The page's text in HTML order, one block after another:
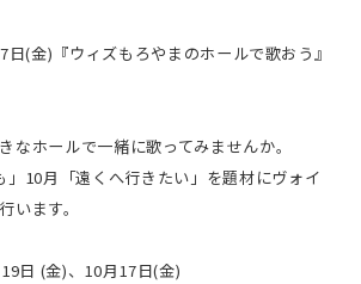
(金)『ウィズもろやまのホールで歌おう』
なホールで一緒に歌ってみませんか。
」10月「遠くへ行きたい」を題材にヴォイ
います。
日 (金)、10月17日(金)